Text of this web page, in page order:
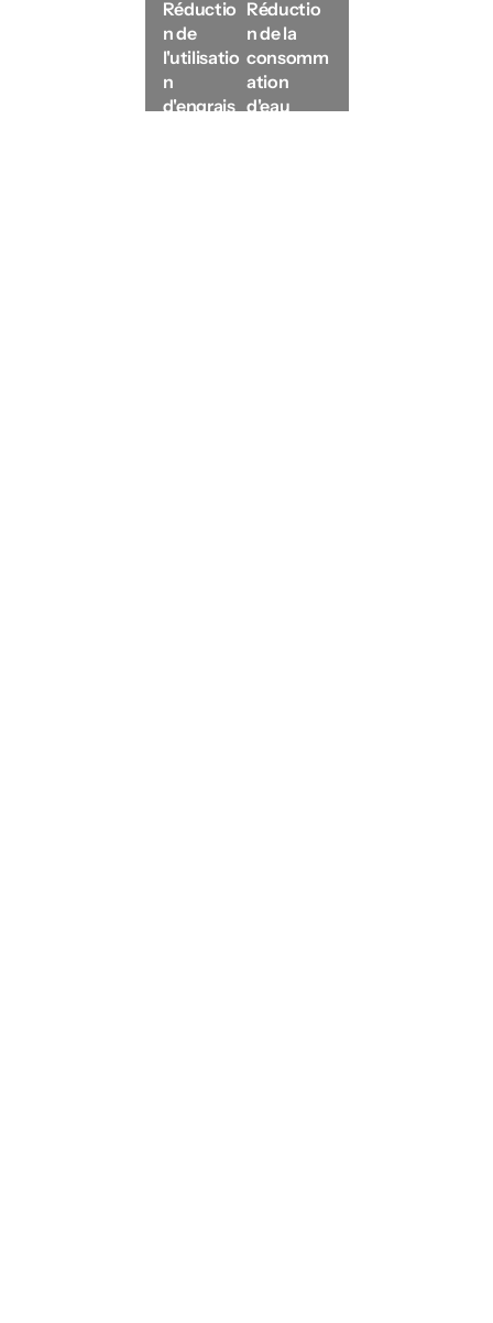
Réductio
n de
l'utilisatio
n
d'engrais
Réductio
n de la
consomm
ation
d'eau